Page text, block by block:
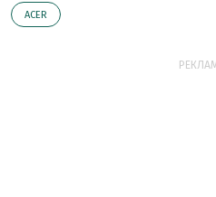
ACER